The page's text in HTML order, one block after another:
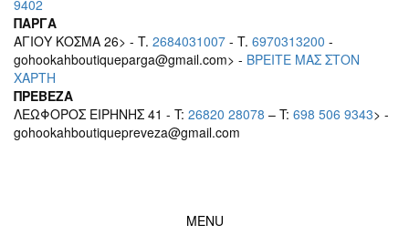
9402
ΠΑΡΓΑ
ΑΓΙΟΥ ΚΟΣΜΑ 26> - T. 2684031007 - T. 6970313200 -
gohookahboutiqueparga@gmail.com> - BΡEITE MAΣ ΣΤΟΝ
ΧΑΡΤΗ
ΠΡΕΒΕΖΑ
ΛΕΩΦΟΡΟΣ ΕΙΡΗΝΗΣ 41 - T: 26820 28078 – T: 698 506 9343> -
gohookahboutiquepreveza@gmail.com
MENU